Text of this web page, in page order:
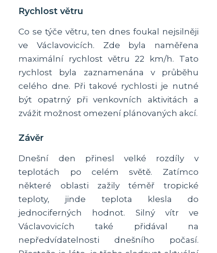
Rychlost větru
Co se týče větru, ten dnes foukal nejsilněji
ve Václavovicích. Zde byla naměřena
maximální rychlost větru 22 km/h. Tato
rychlost byla zaznamenána v průběhu
celého dne. Při takové rychlosti je nutné
být opatrný při venkovních aktivitách a
zvážit možnost omezení plánovaných akcí.
Závěr
Dnešní den přinesl velké rozdíly v
teplotách po celém světě. Zatímco
některé oblasti zažily téměř tropické
teploty, jinde teplota klesla do
jednociferných hodnot. Silný vítr ve
Václavovicích také přidával na
nepředvídatelnosti dnešního počasí.